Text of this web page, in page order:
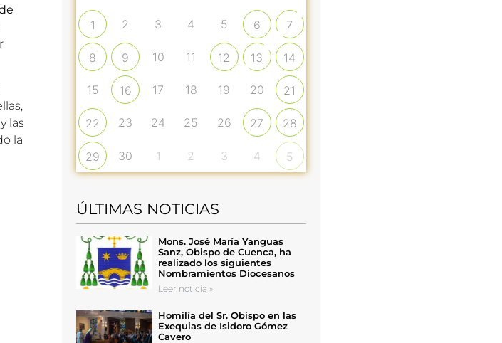
las
la
1 2 3 4 5 6 7
8 9 10 11 12 13 14
15 16 17 18 19 20 21
22 23 24 25 26 27 28
29 30 1 2 3 4 5
ÚLTIMAS NOTICIAS
Mons. José María Yanguas
Sanz, Obispo de Cuenca, ha
realizado los siguientes
Nombramientos Diocesanos
Leer noticia »
Homilía del Sr. Obispo en las
Exequias de Isidoro Gómez
Cavero